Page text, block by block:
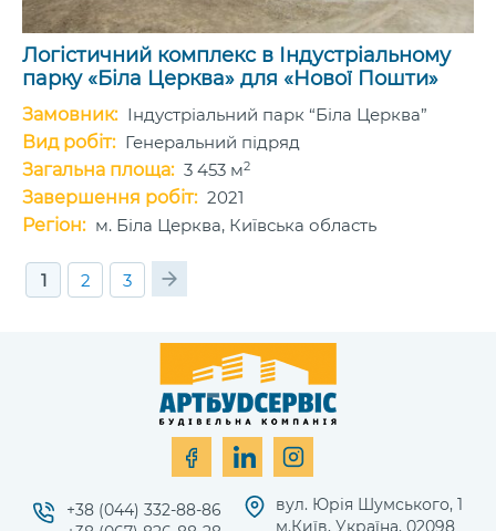
Логістичний комплекс в Індустріальному
парку «Біла Церква» для «Нової Пошти»
Замовник: Індустріальний парк “Біла Церква”
Вид робіт: Генеральний підряд
Загальна площа: 3 453 м2
Завершення робіт: 2021
Регіон: м. Біла Церква, Київська область
1 2 3
+38 (044) 332-88-86
вул. Юрія Шумського, 1
м.Київ, Україна, 02098